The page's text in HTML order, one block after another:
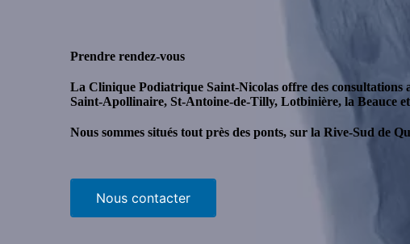
Prendre rendez-vous
La Clinique Podiatrique Saint-Nicolas offre des consultations
Saint-Apollinaire, St-Antoine-de-Tilly, Lotbinière, la Beauce
Nous sommes situés tout près des ponts, sur la Rive-Sud de
Nous contacter